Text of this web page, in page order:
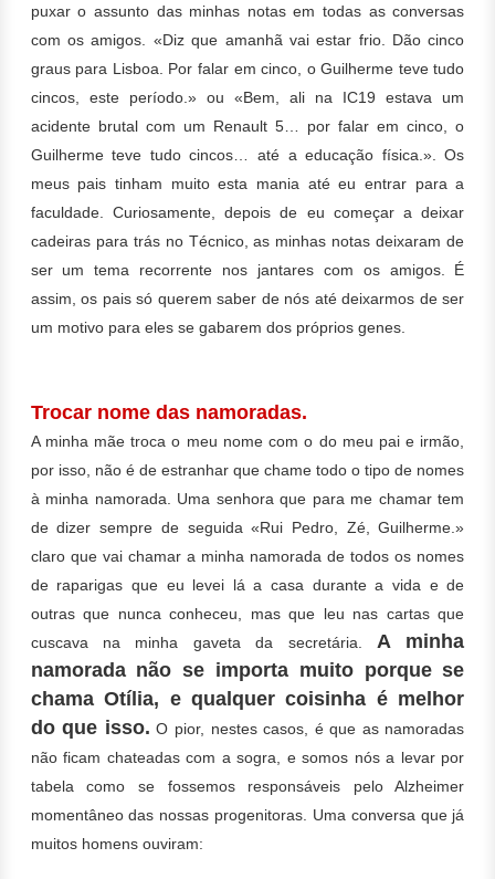
puxar o assunto das minhas notas em todas as conversas
com os amigos. «Diz que amanhã vai estar frio. Dão cinco
graus para Lisboa. Por falar em cinco, o Guilherme teve tudo
cincos, este período.» ou «Bem, ali na IC19 estava um
acidente brutal com um Renault 5… por falar em cinco, o
Guilherme teve tudo cincos… até a educação física.». Os
meus pais tinham muito esta mania até eu entrar para a
faculdade. Curiosamente, depois de eu começar a deixar
cadeiras para trás no Técnico, as minhas notas deixaram de
ser um tema recorrente nos jantares com os amigos. É
assim, os pais só querem saber de nós até deixarmos de ser
um motivo para eles se gabarem dos próprios genes.
Trocar nome das namoradas.
A minha mãe troca o meu nome com o do meu pai e irmão,
por isso, não é de estranhar que chame todo o tipo de nomes
à minha namorada. Uma senhora que para me chamar tem
de dizer sempre de seguida «Rui Pedro, Zé, Guilherme.»
claro que vai chamar a minha namorada de todos os nomes
de raparigas que eu levei lá a casa durante a vida e de
outras que nunca conheceu, mas que leu nas cartas que
cuscava na minha gaveta da secretária. A minha
namorada não se importa muito porque se
chama Otília, e qualquer coisinha é melhor
do que isso. O pior, nestes casos, é que as namoradas
não ficam chateadas com a sogra, e somos nós a levar por
tabela como se fossemos responsáveis pelo Alzheimer
momentâneo das nossas progenitoras. Uma conversa que já
muitos homens ouviram: